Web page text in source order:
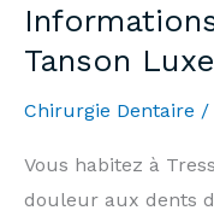
&
Information
Arnould-
Tanson
Practice
Tanson
Chirurgie Dentaire /
Vous habitez à
douleur aux dents